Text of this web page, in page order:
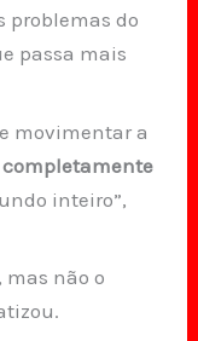
problemas do
passa mais
movimentar a
completamente
inteiro”,
mas não o